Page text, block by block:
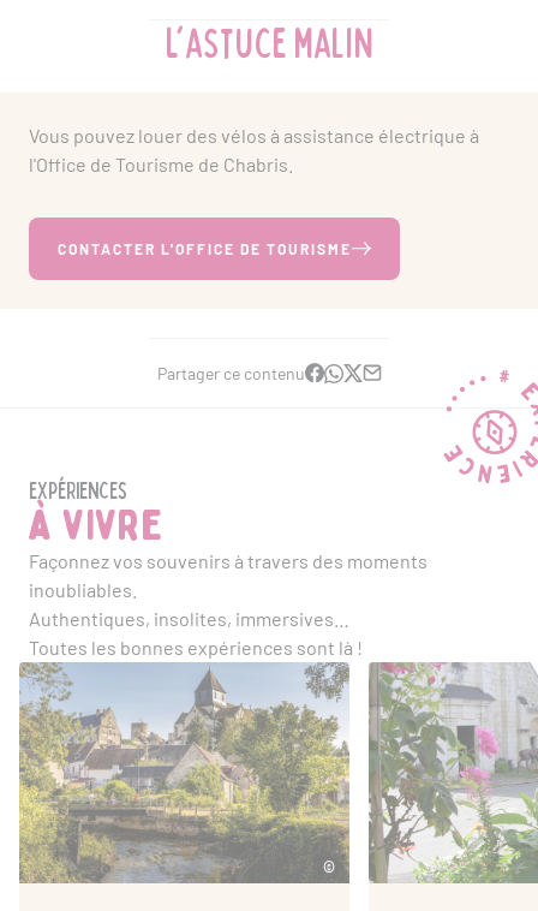
L'astuce malin
Vous pouvez louer des vélos à assistance électrique à
l'Office de Tourisme de Chabris.
CONTACTER L'OFFICE DE TOURISME
Partager ce contenu
Expériences
à vivre
Façonnez vos souvenirs à travers des moments
inoubliables.
Authentiques, insolites, immersives…
Toutes les bonnes expériences sont là !
©